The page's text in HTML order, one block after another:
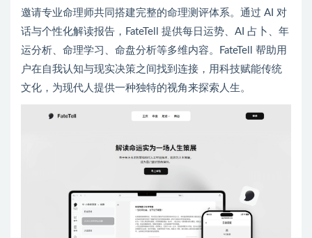
邀请专业命理师共同搭建完整的命理测评体系。通过 AI 对
话与个性化解读报告，FateTell 提供每日运势、AI 占卜、年
运分析、命理学习、命盘分析等多维内容。FateTell 帮助用
户在自我认知与现实决策之间找到连接，用科技赋能传统
文化，为现代人提供一种独特的视角来探索人生。